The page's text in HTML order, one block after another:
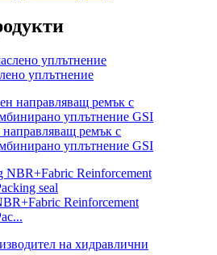
уплътнение
ремък с
уплътнение GSI
Reinforcement